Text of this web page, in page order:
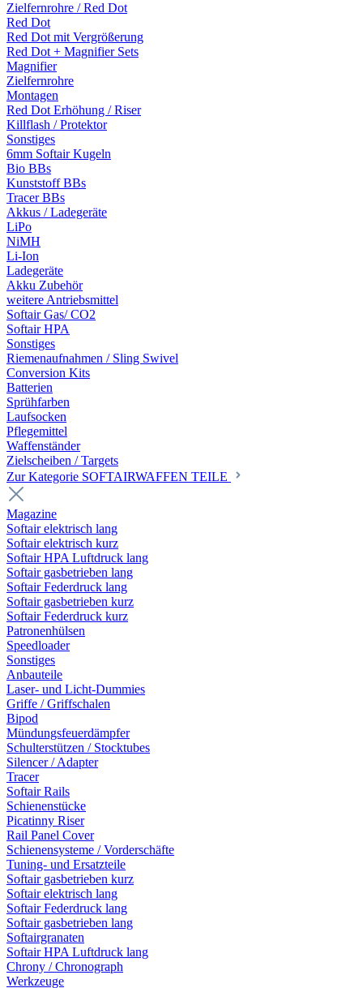
Zielfernrohre / Red Dot
Red Dot
Red Dot mit Vergrößerung
Red Dot + Magnifier Sets
Magnifier
Zielfernrohre
Montagen
Red Dot Erhöhung / Riser
Killflash / Protektor
Sonstiges
6mm Softair Kugeln
Bio BBs
Kunststoff BBs
Tracer BBs
Akkus / Ladegeräte
LiPo
NiMH
Li-Ion
Ladegeräte
Akku Zubehör
weitere Antriebsmittel
Softair Gas/ CO2
Softair HPA
Sonstiges
Riemenaufnahmen / Sling Swivel
Conversion Kits
Batterien
Sprühfarben
Laufsocken
Pflegemittel
Waffenständer
Zielscheiben / Targets
Zur Kategorie SOFTAIRWAFFEN TEILE
Magazine
Softair elektrisch lang
Softair elektrisch kurz
Softair HPA Luftdruck lang
Softair gasbetrieben lang
Softair Federdruck lang
Softair gasbetrieben kurz
Softair Federdruck kurz
Patronenhülsen
Speedloader
Sonstiges
Anbauteile
Laser- und Licht-Dummies
Griffe / Griffschalen
Bipod
Mündungsfeuerdämpfer
Schulterstützen / Stocktubes
Silencer / Adapter
Tracer
Softair Rails
Schienenstücke
Picatinny Riser
Rail Panel Cover
Schienensysteme / Vorderschäfte
Tuning- und Ersatzteile
Softair gasbetrieben kurz
Softair elektrisch lang
Softair Federdruck lang
Softair gasbetrieben lang
Softairgranaten
Softair HPA Luftdruck lang
Chrony / Chronograph
Werkzeuge